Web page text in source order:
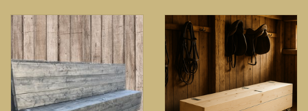
Belgisch BTW nummer, kunnen wij de 21% BTW verleggen. U
ontvangt dan een factuur exclusief BTW van ons.
Deutsch
Maßgeschneiderte Gerüstholzbank / Wippbank mit Stauraum